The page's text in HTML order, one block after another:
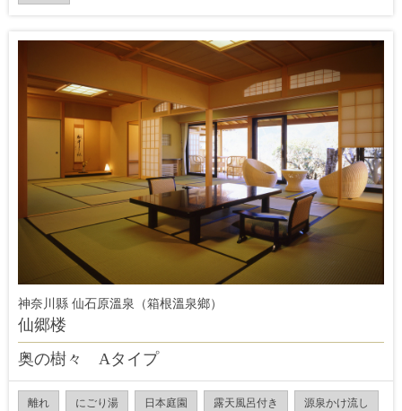
神奈川縣 仙石原溫泉（箱根溫泉鄉）
仙郷楼
奥の樹々 Aタイプ
離れ にごり湯 日本庭園 露天風呂付き 源泉かけ流し